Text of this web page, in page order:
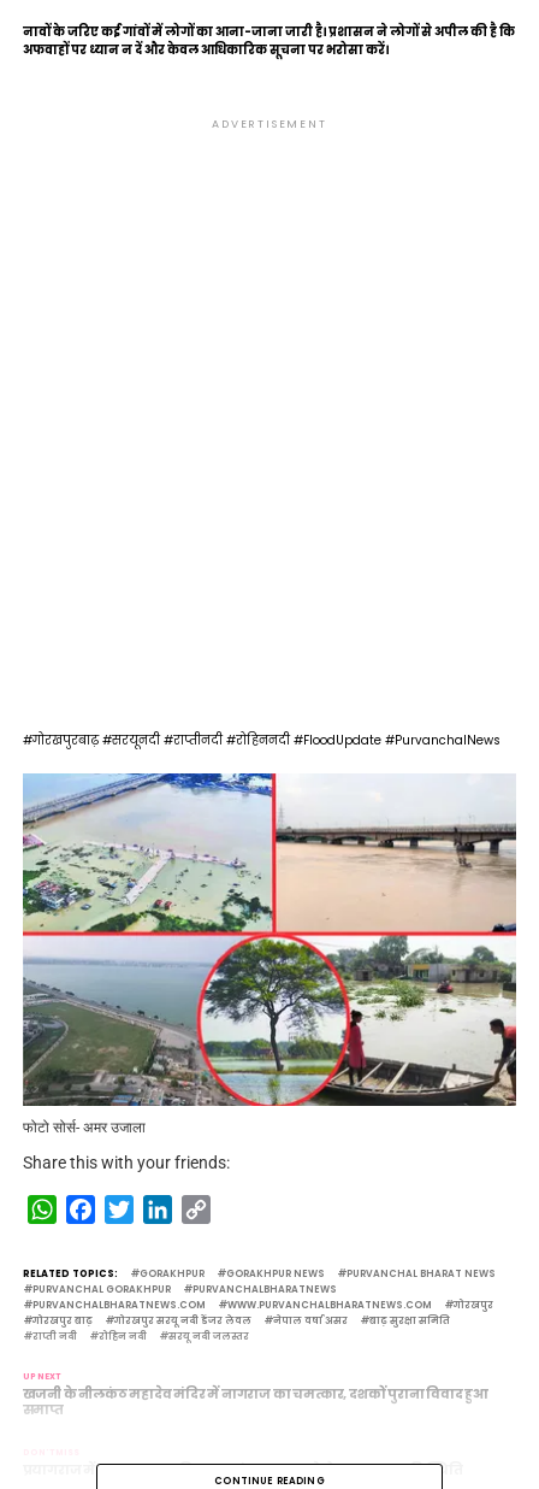
नावों के जरिए कई गांवों में लोगों का आना-जाना जारी है। प्रशासन ने लोगों से अपील की है कि
अफवाहों पर ध्यान न दें और केवल आधिकारिक सूचना पर भरोसा करें।
ADVERTISEMENT
#गोरखपुरबाढ़ #सरयूनदी #राप्तीनदी #रोहिननदी #FloodUpdate #PurvanchalNews
फोटो सोर्स- अमर उजाला
Share this with your friends:
WhatsAppFacebookTwitterLinkedIn
RELATED TOPICS: GORAKHPUR GORAKHPUR NEWS
PURVANCHAL BHARAT NEWS
PURVANCHAL GORAKHPUR
PURVANCHALBHARATNEWS
PURVANCHALBHARATNEWS.COM
WWW.PURVANCHALBHARATNEWS.COM
गोरखपुर
गोरखपुर बाढ़
गोरखपुर सरयू नदी डेंजर लेवल नेपाल वर्षा असर
बाढ़ सुरक्षा समिति
राप्ती नदी
रोहिन नदी सरयू नदी जलस्तर
UP NEXT
खजनी के नीलकंठ महादेव मंदिर में नागराज का चमत्कार, दशकों पुराना विवाद हुआ
समाप्त
प्रयागराज में बाढ़ का खतरा फिर बढ़ा, गंगा-यमुना ने दोहराया 2013 की स्थिति
CONTINUE READING